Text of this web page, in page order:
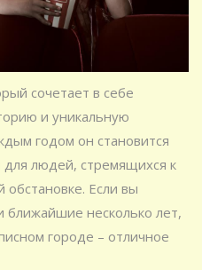
сочетает в себе
и уникальную
годом он становится
для людей, стремящихся к
Если вы
ближайшие несколько лет,
городе – отличное